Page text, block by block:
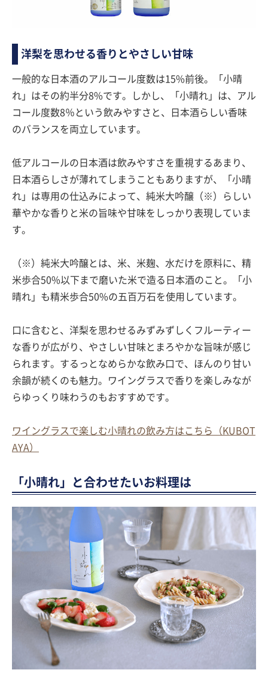
洋梨を思わせる香りとやさしい甘味
一般的な日本酒のアルコール度数は15%前後。「小晴
れ」はその約半分8%です。しかし、「小晴れ」は、アル
コール度数8％という飲みやすさと、日本酒らしい香味
のバランスを両立しています。
低アルコールの日本酒は飲みやすさを重視するあまり、
日本酒らしさが薄れてしまうこともありますが、「小晴
れ」は専用の仕込みによって、純米大吟醸（※）らしい
華やかな香りと米の旨味や甘味をしっかり表現していま
す。
（※）純米大吟醸とは、米、米麹、水だけを原料に、精
米歩合50%以下まで磨いた米で造る日本酒のこと。「小
晴れ」も精米歩合50%の五百万石を使用しています。
口に含むと、洋梨を思わせるみずみずしくフルーティー
な香りが広がり、やさしい甘味とまろやかな旨味が感じ
られます。するっとなめらかな飲み口で、ほんのり甘い
余韻が続くのも魅力。ワイングラスで香りを楽しみなが
らゆっくり味わうのもおすすめです。
ワイングラスで楽しむ小晴れの飲み方はこちら（KUBOT
AYA）
「小晴れ」と合わせたいお料理は